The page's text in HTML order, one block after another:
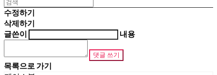
수정하기
삭제하기
글쓴이
내용
댓글 쓰기
목록으로 가기